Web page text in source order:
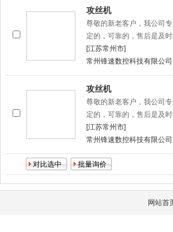
攻丝机
尊敬的新老客户，我公司
定的，可靠的，售后是及
[江苏常州市]
常州锋速数控科技有限公司
攻丝机
尊敬的新老客户，我公司
定的，可靠的，售后是及
[江苏常州市]
常州锋速数控科技有限公司
网站首